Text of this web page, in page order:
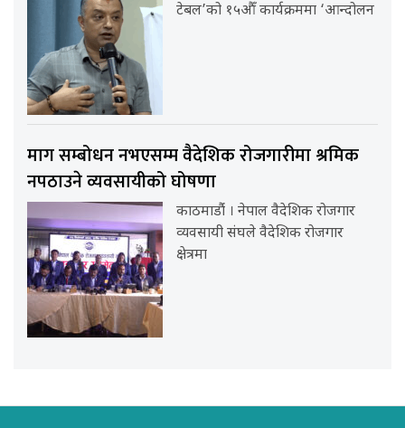
टेबल’को १५औँ कार्यक्रममा ‘आन्दोलन
माग सम्बोधन नभएसम्म वैदेशिक रोजगारीमा श्रमिक
नपठाउने व्यवसायीको घोषणा
काठमाडौंं । नेपाल वैदेशिक रोजगार
व्यवसायी संघले वैदेशिक रोजगार
क्षेत्रमा